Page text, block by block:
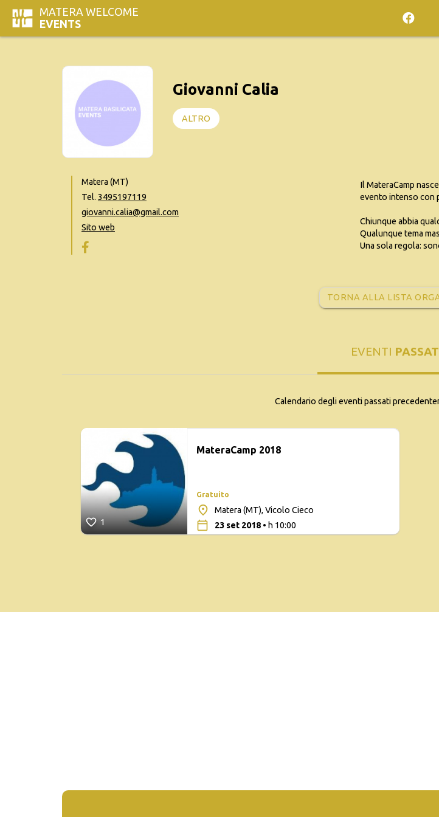
MATERA WELCOME
EVENTS
Giovanni Calia
ALTRO
Matera (MT)
Tel. 3495197119
giovanni.calia@gmail.com
Sito web
Il MateraCamp
evento intenso con
Chiunque abbia
Qualunque tema
Una sola regola:
TORNA ALLA LISTA
EVENTI
Calendario degli eventi passati
1
MateraCamp 2018
Gratuito
Matera (MT), Vicolo Cieco
23 set 2018• h 10:00